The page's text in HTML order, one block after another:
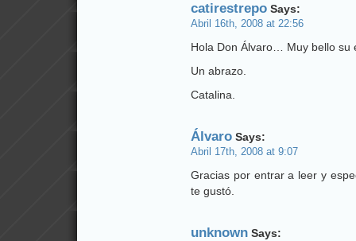
catirestrepo Says:
Abril 16th, 2008 at 22:56
Hola Don Álvaro… Muy bello su
Un abrazo.
Catalina.
Álvaro Says:
Abril 17th, 2008 at 9:07
Gracias por entrar a leer y
te gustó.
unknown Says: